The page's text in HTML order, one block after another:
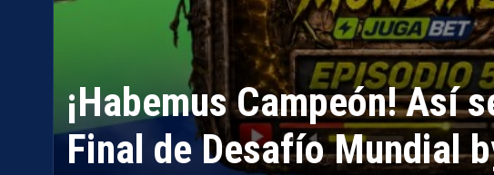
¡Habemus Campeón! Así
Final de Desafío Mundial